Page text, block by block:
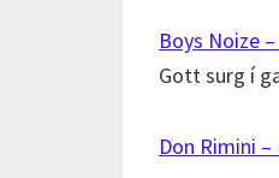
Boys Noize
Gott surg í
Don Rimini